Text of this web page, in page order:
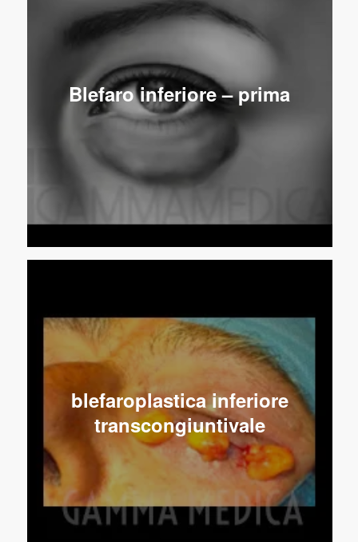
Blefaro inferiore – prima
blefaroplastica inferiore
transcongiuntivale